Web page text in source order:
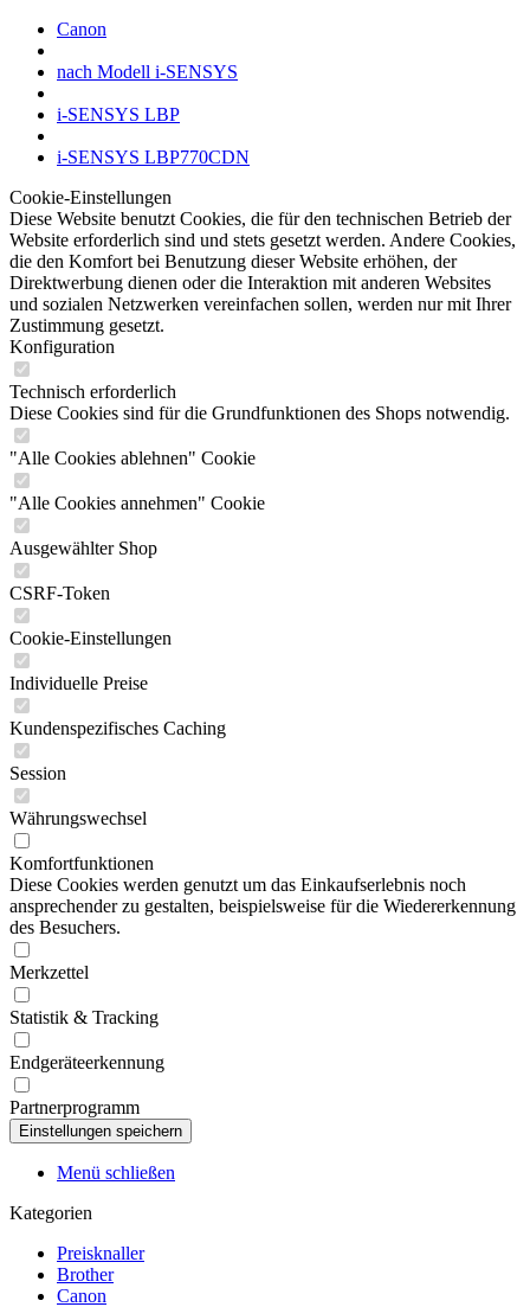
Canon
nach Modell i-SENSYS
i-SENSYS LBP
i-SENSYS LBP770CDN
Cookie-Einstellungen
Diese Website benutzt Cookies, die für den technischen Betrieb der
Website erforderlich sind und stets gesetzt werden. Andere Cookies,
die den Komfort bei Benutzung dieser Website erhöhen, der
Direktwerbung dienen oder die Interaktion mit anderen Websites
und sozialen Netzwerken vereinfachen sollen, werden nur mit Ihrer
Zustimmung gesetzt.
Konfiguration
Technisch erforderlich
Diese Cookies sind für die Grundfunktionen des Shops notwendig.
"Alle Cookies ablehnen" Cookie
"Alle Cookies annehmen" Cookie
Ausgewählter Shop
CSRF-Token
Cookie-Einstellungen
Individuelle Preise
Kundenspezifisches Caching
Session
Währungswechsel
Komfortfunktionen
Diese Cookies werden genutzt um das Einkaufserlebnis noch
ansprechender zu gestalten, beispielsweise für die Wiedererkennung
des Besuchers.
Merkzettel
Statistik & Tracking
Endgeräteerkennung
Partnerprogramm
Menü schließen
Kategorien
Preisknaller
Brother
Canon